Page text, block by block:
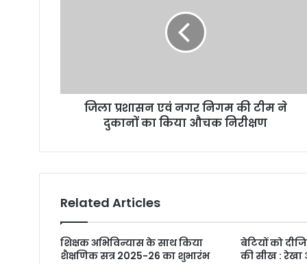
जिला प्रशासन एवं नगर निगम की टीम ने
दुकानों का किया औचक निरीक्षण
Related Articles
शिक्षक अभिविन्यास के साथ किया
शैक्षणिक सत्र 2025-26 का शुभारंभ
बेटियों को
की सीख : रेखा